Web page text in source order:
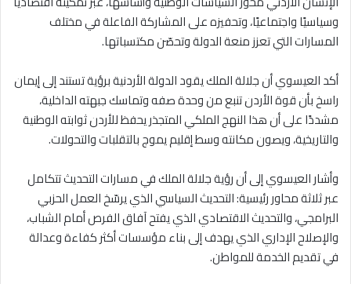
وسياسيًا واجتماعيًا، وتحفيزه على المشاركة الفاعلة في مختلف
المسارات التي تعزز منعة الدولة وتحصّن مكتسباتها.
أكد العيسوي أن جلالة الملك يقود الدولة الأردنية برؤية تستند إلى إيمان
راسخ بأن قوة الأردن تنبع من وحدة صفه وتماسك جبهته الداخلية،
مشددًا على أن هذا النهج الملكي المتجذر يحفظ للأردن ثوابته الوطنية
والتاريخية، ويصون مكانته وسط إقليم يموج بالتقلبات والتحولات.
وأشار العيسوي إلى أن رؤية جلالة الملك في مسارات التحديث تتكامل
عبر ثلاثة محاور رئيسية: التحديث السياسي الذي يرسّخ العمل الحزبي
البرامجي، والتحديث الاقتصادي الذي يفتح آفاق الفرص أمام الشباب،
والإصلاح الإداري الذي يهدف إلى بناء مؤسسات أكثر كفاءة وعدالة
في تقديم الخدمة للمواطن.